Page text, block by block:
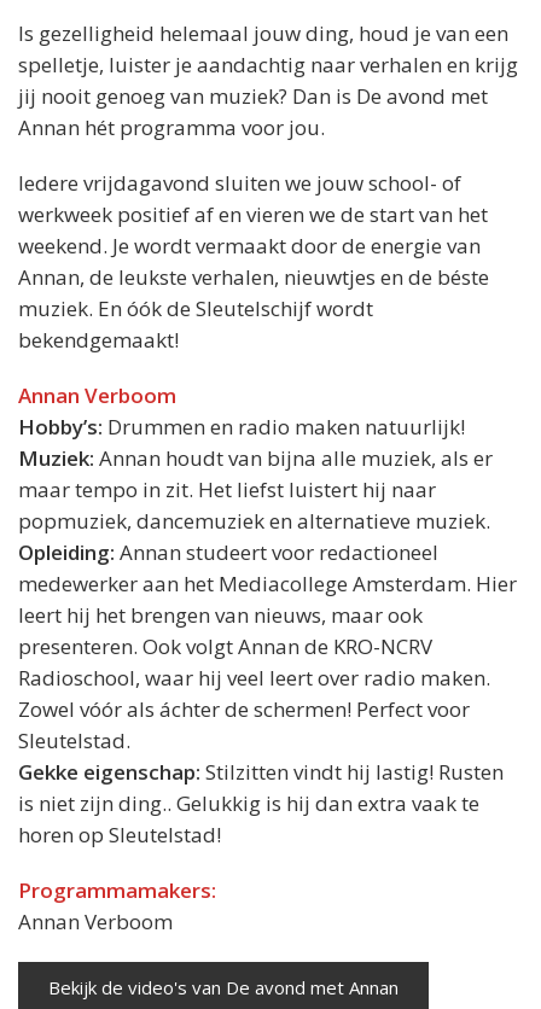
Is gezelligheid helemaal jouw ding, houd je van een
spelletje, luister je aandachtig naar verhalen en krijg
jij nooit genoeg van muziek? Dan is De avond met
Annan hét programma voor jou.
Iedere vrijdagavond sluiten we jouw school- of
werkweek positief af en vieren we de start van het
weekend. Je wordt vermaakt door de energie van
Annan, de leukste verhalen, nieuwtjes en de béste
muziek. En óók de Sleutelschijf wordt
bekendgemaakt!
Annan Verboom
Hobby’s: Drummen en radio maken natuurlijk!
Muziek: Annan houdt van bijna alle muziek, als er
maar tempo in zit. Het liefst luistert hij naar
popmuziek, dancemuziek en alternatieve muziek.
Opleiding: Annan studeert voor redactioneel
medewerker aan het Mediacollege Amsterdam. Hier
leert hij het brengen van nieuws, maar ook
presenteren. Ook volgt Annan de KRO-NCRV
Radioschool, waar hij veel leert over radio maken.
Zowel vóór als áchter de schermen! Perfect voor
Sleutelstad.
Gekke eigenschap: Stilzitten vindt hij lastig! Rusten
is niet zijn ding.. Gelukkig is hij dan extra vaak te
horen op Sleutelstad!
Programmamakers:
Annan Verboom
Bekijk de video's van De avond met Annan